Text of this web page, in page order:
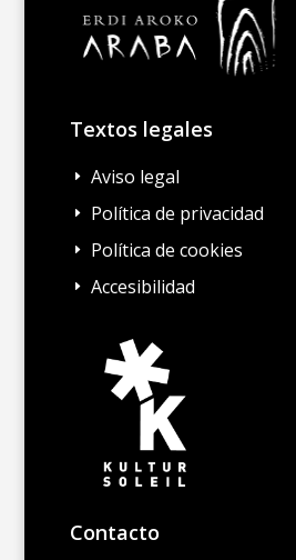
Textos legales
E Aviso legal
E Política de privacidad
E Política de cookies
E Accesibilidad
Contacto